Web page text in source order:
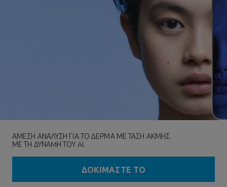
ΑΜΕΣΗ ΑΝΑΛΥΣΗ ΓΙΑ ΤΟ ΔΕΡΜΑ ΜΕ ΤΑΣΗ ΑΚΜΗΣ.
ΜΕ ΤΗ ΔΥΝΑMΗ ΤΟΥ AI.
ΔΟΚΙΜΑΣΤΕ ΤΟ